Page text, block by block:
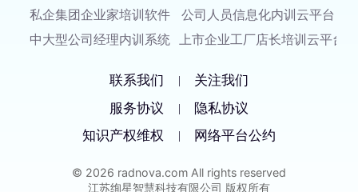
私企集团企业家培训软件
公司人员信息化内训云平台
中大型公司经理内训系统
上市企业工厂店长培训云平台
联系我们 |
关注我们
服务协议
|
隐私协议
知识产权维权
| 网络平台公约
© 2026 radnova.com All rights reserved
江苏绚星智慧科技有限公司 版权所有